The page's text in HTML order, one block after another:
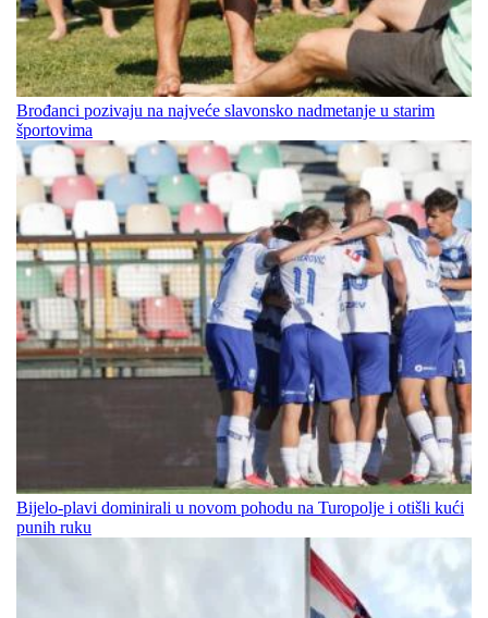
Brođanci pozivaju na najveće slavonsko nadmetanje u starim
športovima
Bijelo-plavi dominirali u novom pohodu na Turopolje i otišli kući
punih ruku